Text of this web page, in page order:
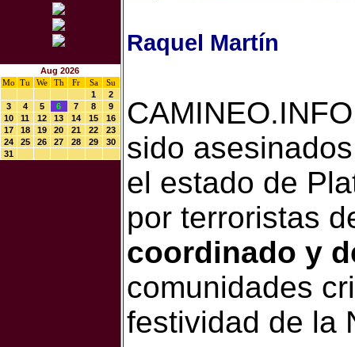
Aug 2026
Mo
Tu We Th Fr Sa
Su
1
2
3
4 5 6 7 8
9
10
11 12 13 14 15
16
17
18 19 20 21 22
23
24
25 26 27 28 29
30
31
Raquel Martín
sido
el estado de
por terroristas
coordinado y
comunidades
festividad de la